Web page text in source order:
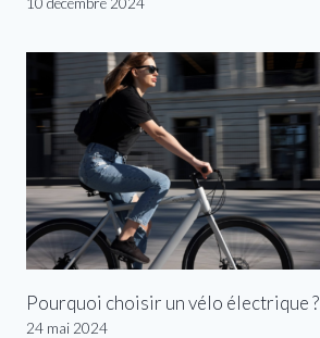
Pourquoi choisir un vélo électrique ?
24 mai 2024